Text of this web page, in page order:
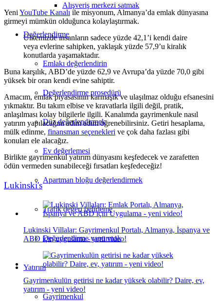
Alışveriş merkezi satmak
Değerlendirme
Emlakı değerlendirin
Değerlendirme prosedürü
Düz değerlendirmek
Ev değerlemesi
Apartman bloğu değerlendirmek
Trafik değeri belirleme
Değerlendirme yaptırmak
Yatırım
Gayrimenkul
Yeni YouTube Kanalı ile misyonum, Almanya’da emlak dünyasına
girmeyi mümkün olduğunca kolaylaştırmak.
Ülkemizde insanların sadece yüzde 42,1’i kendi daire
veya evlerine sahipken, yaklaşık yüzde 57,9’u kiralık
konutlarda yaşamaktadır.
Buna karşılık, ABD’de yüzde 62,9 ve Avrupa’da yüzde 70,0 gibi
yüksek bir oran kendi evine sahiptir.
Amacım, emlak piyasasının karmaşık ve ulaşılmaz olduğu efsanesini
yıkmaktır. Bu takım elbise ve kravatlarla ilgili değil, pratik,
anlaşılması kolay bilgilerle ilgili. Kanalımda gayrimenkule nasıl
yatırım yapılacağını adım adım öğrenebilirsiniz. Getiri hesaplama,
mülk edinme, finansman seçenekleri ve çok daha fazlası gibi
konuları ele alacağız.
Birlikte gayrimenkul yatırım dünyasını keşfedecek ve zarafetten
ödün vermeden sunabileceği fırsatları keşfedeceğiz!
Lukinski's
Lukinski Villalar: Gayrimenkul Portalı, Almanya, İspanya ve
ABD için uygulama - yeni video!
Gayrimenkulün getirisi ne kadar yüksek olabilir? Daire, ev,
yatırım - yeni video!